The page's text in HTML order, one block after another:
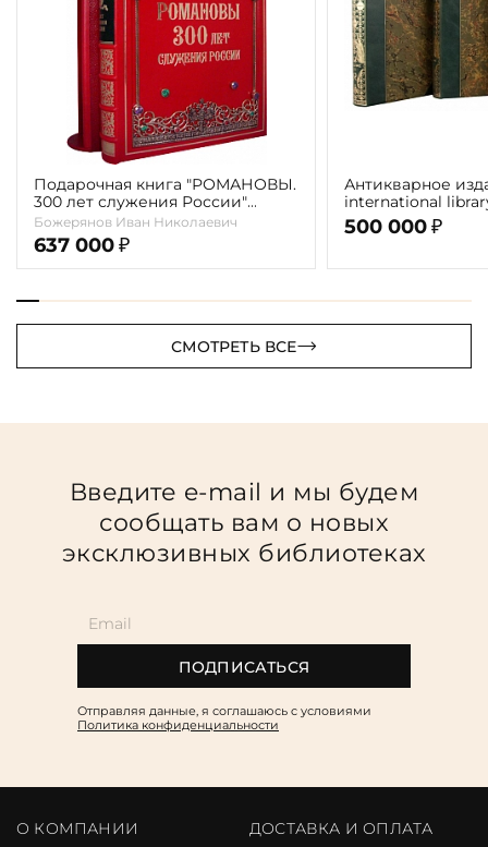
Подарочная книга "РОМАНОВЫ.
300 лет служения России"
Экземпляр № 09 ППМ.17.024
Божерянов Иван Николаевич
637 000 ₽
Антикварное
international
literature" 1898 г.
500 000 ₽
СМОТРЕТЬ ВСЕ
Введите e-mail и мы будем
сообщать вам о новых
эксклюзивных библиотеках
ПОДПИСАТЬСЯ
Отправляя данные, я соглашаюсь c условиями
Политика конфиденциальности
О КОМПАНИИ ДОСТАВКА И ОПЛАТА